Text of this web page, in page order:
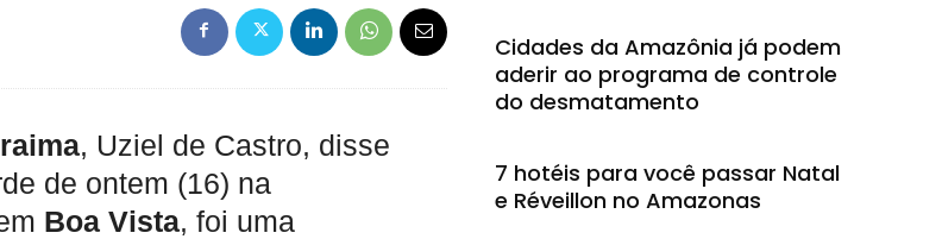
, Uziel de Castro, disse
de ontem (16) na
Boa Vista, foi uma
Cidades da Amazônia já podem
aderir ao programa de controle
do desmatamento
7 hotéis para você passar Natal
e Réveillon no Amazonas